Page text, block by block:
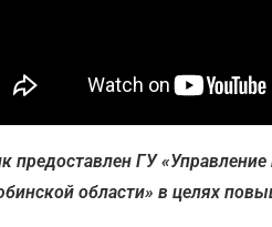
предоставлен ГУ
области» в целях